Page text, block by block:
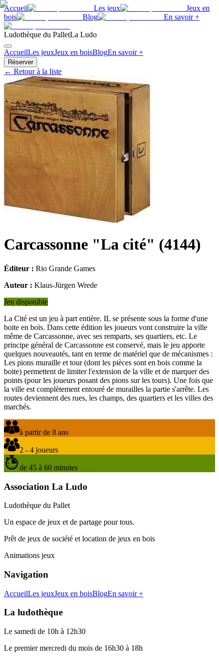
Accueil Les jeux
Jeux en
bois
Blog En savoir +
Ludothèque du PalletLa Ludo
AccueilLes jeuxJeux en boisBlogEn savoir +
Réserver
← Retour à la liste
Carcassonne "La cité" (4144)
Éditeur : Rio Grande Games
Auteur : Klaus-Jürgen Wrede
Jeu disponible
La Cité est un jeu à part entière. IL se présente sous la forme d'une
boite en bois. Dans cette édition les joueurs vont construire la ville
même de Carcassonne, avec ses remparts, ses quartiers, etc. Le
principe général de Carcassonne est conservé, mais le jeu apporte
quelques nouveautés, tant en terme de matériel que de mécanismes :
Les pions muraille et tour (dont les pièces sont en bois comme la
boite) permettent de limiter l'extension de la ville et de marquer des
points (pour les joueurs posant des pions sur les tours). Une fois que
la ville est complètement entouré de murailles la partie s'arrête. Les
routes deviennent des rues, les champs, des quartiers et les villes des
marchés.
à partir de 8 ans
2 - 4 joueurs
de 45 à 60 minutes
Association La Ludo
Ludothèque du Pallet
Un espace de jeux et de partage pour tous.
Prêt de jeux de société et location de jeux en bois
Animations jeux
Navigation
AccueilLes jeuxJeux en boisBlogEn savoir +
La ludothèque
Le samedi de 10h à 12h30
Le premier mercredi du mois de 16h30 à 18h